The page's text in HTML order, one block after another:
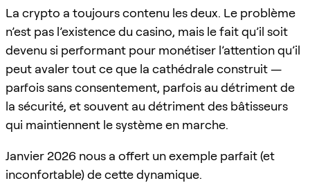
La crypto a toujours contenu les deux. Le problème
n’est pas l’existence du casino, mais le fait qu’il soit
devenu si performant pour monétiser l’attention qu’il
peut avaler tout ce que la cathédrale construit —
parfois sans consentement, parfois au détriment de
la sécurité, et souvent au détriment des bâtisseurs
qui maintiennent le système en marche.
Janvier 2026 nous a offert un exemple parfait (et
inconfortable) de cette dynamique.